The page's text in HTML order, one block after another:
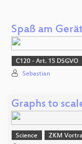
Spaß am
C120 - Art. 15 DSGVO
Sebastian
Graphs to
Science ZKM